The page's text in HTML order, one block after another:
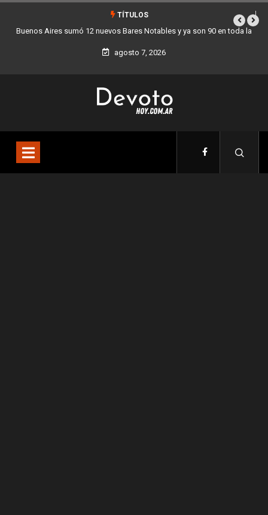
TÍTULOS
Buenos Aires sumó 12 nuevos Bares Notables y ya son 90 en toda la
Ciudad
agosto 7, 2026